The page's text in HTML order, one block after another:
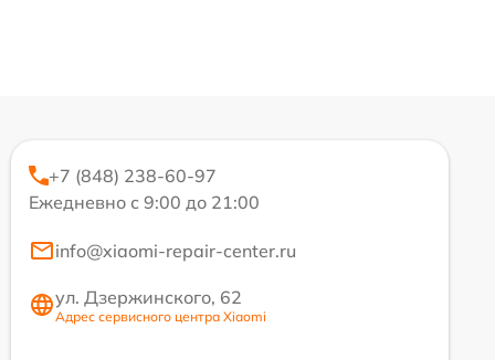
+7 (848) 238-60-97
Ежедневно с 9:00 до 21:00
info@xiaomi-repair-center.ru
ул. Дзержинского, 62
Адрес сервисного центра Xiaomi